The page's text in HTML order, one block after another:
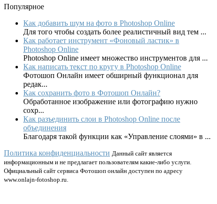
Популярное
Как добавить шум на фото в Photoshop Online
Для того чтобы создать более реалистичный вид тем ...
Как работает инструмент «Фоновый ластик» в
Photoshop Online
Photoshop Online имеет множество инструментов для ...
Как написать текст по кругу в Photoshop Online
Фотошоп Онлайн имеет обширный функционал для
редак...
Как сохранить фото в Фотошоп Онлайн?
Обработанное изображение или фотографию нужно
сохр...
Как разъединить слои в Photoshop Online после
объединения
Благодаря такой функции как «Управление слоями» в ...
Политика конфиденциальности Данный сайт является
информационным и не предлагает пользователям какие-либо услуги.
Официальный сайт сервиса Фотошоп онлайн доступен по адресу
www.onlajn-fotoshop.ru.